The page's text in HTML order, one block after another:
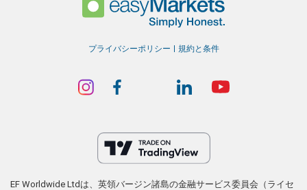
プライバシーポリシー 規約と条件
EF Worldwide Ltdは、英領バージン諸島の金融サービス委員会（ライセ